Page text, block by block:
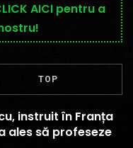
AICI pentru a
TOP
instruit în Franța
ales să profeseze